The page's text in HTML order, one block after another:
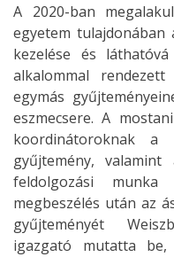
A 2020-ban
egyetem
kezelése és
alkalommal
egymás
eszmecsere. A
koordinátoroknak a
gyűjtemény,
feldolgozási munka
megbeszélés után az
gyűjteményét
igazgató mutatta be,